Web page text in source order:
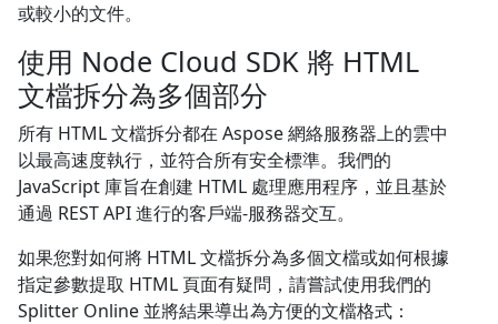
或較小的文件。
使用 Node Cloud SDK 將 HTML
文檔拆分為多個部分
所有 HTML 文檔拆分都在 Aspose 網絡服務器上的雲中
以最高速度執行，並符合所有安全標準。我們的
JavaScript 庫旨在創建 HTML 處理應用程序，並且基於
通過 REST API 進行的客戶端-服務器交互。
如果您對如何將 HTML 文檔拆分為多個文檔或如何根據
指定參數提取 HTML 頁面有疑問，請嘗試使用我們的
Splitter Online 並將結果導出為方便的文檔格式：